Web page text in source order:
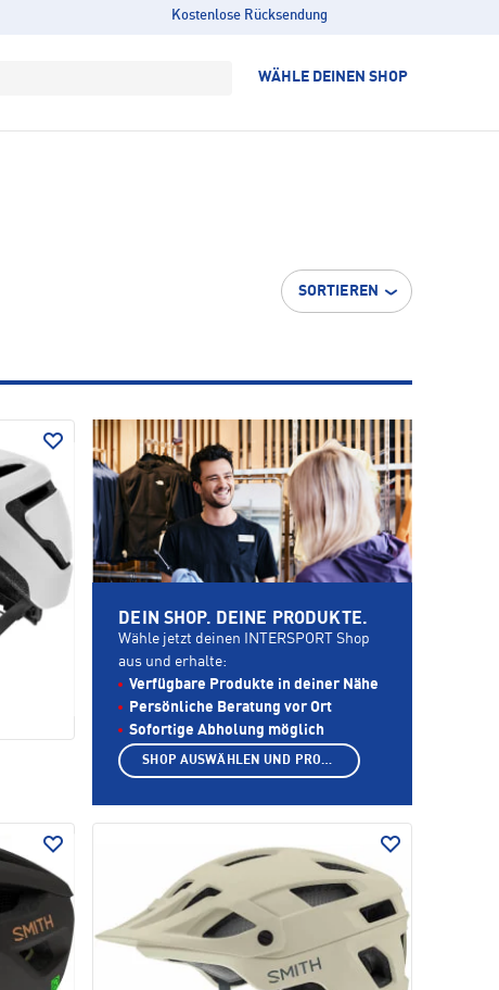
Kostenlose Rücksendung
WÄHLE DEINEN SHOP
SORTIEREN
DEIN SHOP. DEINE PRODUKTE.
Wähle jetzt deinen INTERSPORT Shop
aus und erhalte:
Verfügbare Produkte in deiner Nähe
Persönliche Beratung vor Ort
Sofortige Abholung möglich
SHOP AUSWÄHLEN UND PRODUKTE ANZEIGEN